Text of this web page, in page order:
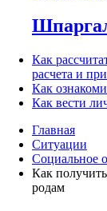
Как
расчета и
Как
Как вести
Главная
Ситуации
Социальное
Как
родам